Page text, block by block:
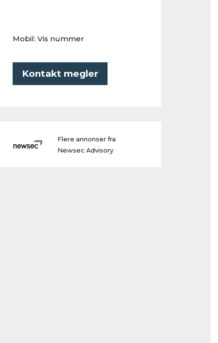
Mobil: Vis nummer
Kontakt megler
Flere annonser fra
Newsec Advisory